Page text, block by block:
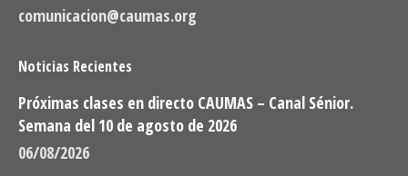
comunicacion@caumas.org
Noticias Recientes
Próximas clases en directo CAUMAS – Canal Sénior.
Semana del 10 de agosto de 2026
06/08/2026